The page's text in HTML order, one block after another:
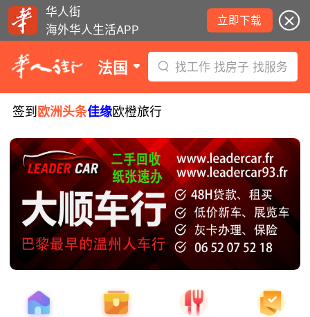
华人街
海外华人生活APP
立即下载
法国 找工作 找房子 找服务
签到 欧洲头条佳缘欧橙旅行